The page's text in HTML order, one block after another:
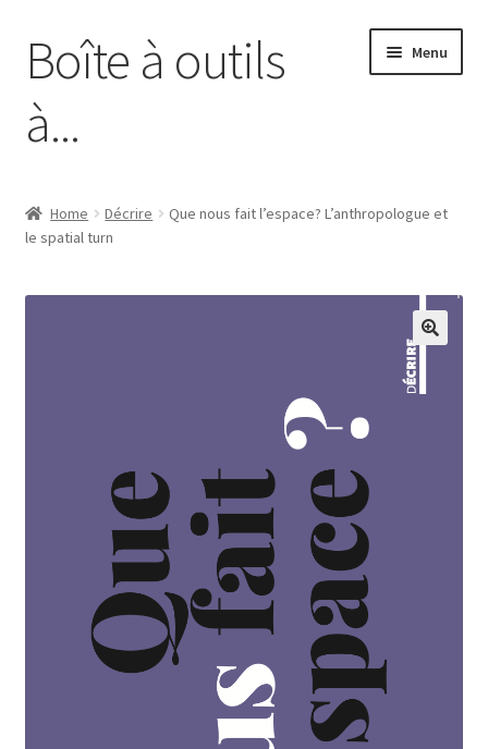
Skip
to
Skip
to
Boîte à outils
à...
Menu
Association Boa
Editions Boa
Page d’exemple
Home Décrire
Que nous fait l’espace? L’anthropologue et
le spatial turn